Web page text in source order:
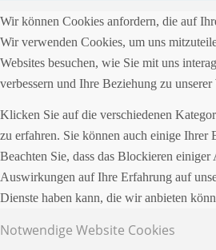
Wir können Cookies anfordern, die auf
Wir verwenden Cookies, um uns
Websites besuchen, wie Sie mit uns
verbessern und Ihre Beziehung zu unserer
Klicken Sie auf die verschiedenen
zu erfahren. Sie können auch einige Ihrer
Beachten Sie, dass das Blockieren
Auswirkungen auf Ihre Erfahrung auf
Dienste haben kann, die wir anbieten
Notwendige Website Cookies